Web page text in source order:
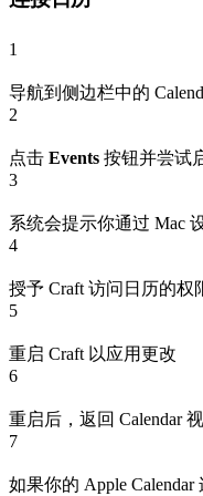
1
导航到侧边栏中的
2
点击 Events 按钮并尝试
3
系统会提示你通过 Mac
4
授予 Craft 访问日历的权
5
重启 Craft 以应用更改
6
重启后，返回 Calendar
7
如果你的 Apple